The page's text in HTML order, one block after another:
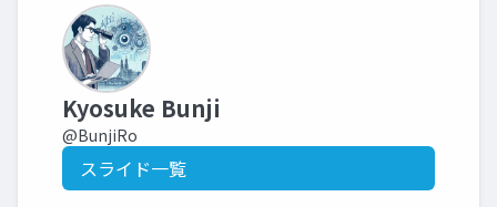
Kyosuke Bunji
@BunjiRo
スライド一覧